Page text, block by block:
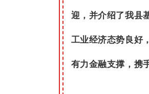
迎，并介绍了我县
工业经济态势良好
有力金融支撑，携